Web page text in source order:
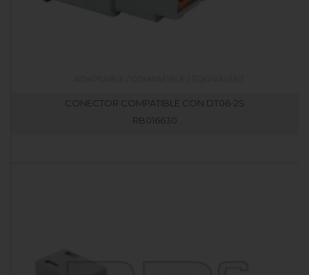
CONECTOR COMPATIBLE CON DT06-2S
RB016630